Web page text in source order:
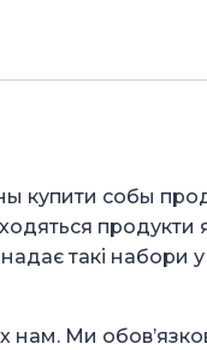
купити собы
продукти
такі набори
нам. Ми